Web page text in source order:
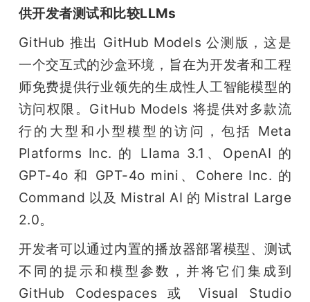
供开发者测试和比较LLMs
GitHub 推出 GitHub Models 公测版，这是
一个交互式的沙盒环境，旨在为开发者和工程
师免费提供行业领先的生成性人工智能模型的
访问权限。GitHub Models 将提供对多款流
行的大型和小型模型的访问，包括 Meta
Platforms Inc. 的 Llama 3.1、OpenAI 的
GPT-4o 和 GPT-4o mini、Cohere Inc. 的
Command 以及 Mistral AI 的 Mistral Large
2.0。
开发者可以通过内置的播放器部署模型、测试
不同的提示和模型参数，并将它们集成到
GitHub Codespaces 或 Visual Studio